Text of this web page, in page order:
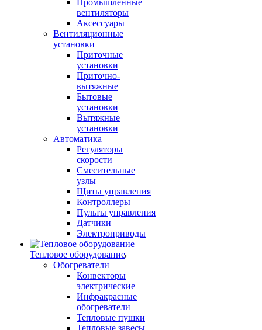
Промышленные
вентиляторы
Аксессуары
Вентиляционные
установки
Приточные
установки
Приточно-
вытяжные
Бытовые
установки
Вытяжные
установки
Автоматика
Регуляторы
скорости
Смесительные
узлы
Щиты управления
Контроллеры
Пульты управления
Датчики
Электроприводы
Тепловое оборудование
Обогреватели
Конвекторы
электрические
Инфракрасные
обогреватели
Тепловые пушки
Тепловые завесы